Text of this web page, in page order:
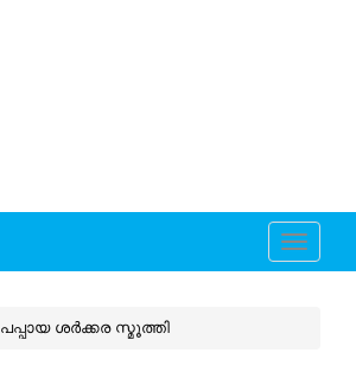
Toggle
പപ്പായ ശർക്കര സ്മൂത്തി